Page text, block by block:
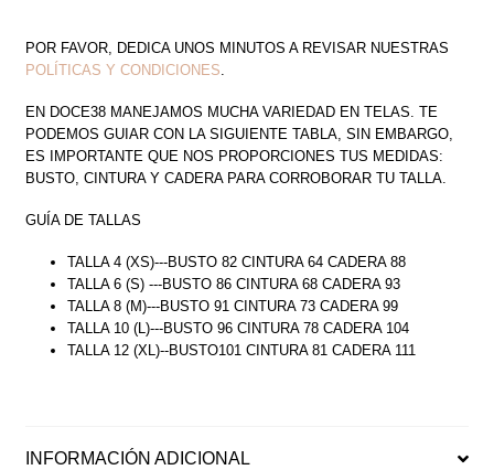
POR FAVOR, DEDICA UNOS MINUTOS A REVISAR NUESTRAS
POLÍTICAS Y CONDICIONES.
EN DOCE38 MANEJAMOS MUCHA VARIEDAD EN TELAS. TE
PODEMOS GUIAR CON LA SIGUIENTE TABLA, SIN EMBARGO,
ES IMPORTANTE QUE NOS PROPORCIONES TUS MEDIDAS:
BUSTO, CINTURA Y CADERA PARA CORROBORAR TU TALLA.
GUÍA DE TALLAS
TALLA 4 (XS)---BUSTO 82 CINTURA 64 CADERA 88
TALLA 6 (S) ---BUSTO 86 CINTURA 68 CADERA 93
TALLA 8 (M)---BUSTO 91 CINTURA 73 CADERA 99
TALLA 10 (L)---BUSTO 96 CINTURA 78 CADERA 104
TALLA 12 (XL)--BUSTO101 CINTURA 81 CADERA 111
INFORMACIÓN ADICIONAL